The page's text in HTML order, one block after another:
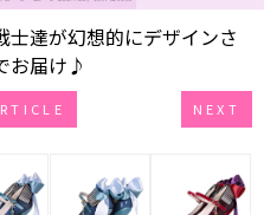
達が幻想的にデザインさ
お届け♪
NEXT